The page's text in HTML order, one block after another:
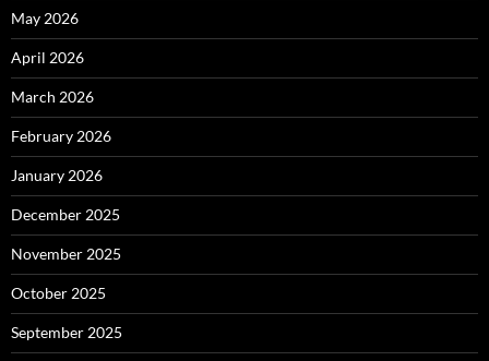
May 2026
April 2026
March 2026
February 2026
January 2026
December 2025
November 2025
October 2025
September 2025